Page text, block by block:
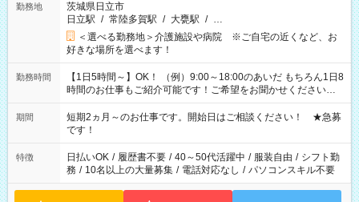
勤務地
茨城県日立市
日立駅 / 常陸多賀駅 / 大甕駅 / …
＜選べる勤務地＞介護施設や病院 ※ご自宅の近くなど、お
好きな場所を選べます！
勤務時間
【1日5時間～】OK！ （例）9:00～18:00のあいだ もちろん1日8
時間のお仕事もご紹介可能です！ご希望をお聞かせください！
その他の時間帯もあなたのライフスタイルに合わせて お選びい
ただけます！ 【シフト固定もOK】★家庭の都合でお休みが必要
な場合も遠慮なくご相談ください。 ※週最低15時間以上の勤務
が必要です
期間
短期2ヵ月～のお仕事です。開始日はご相談ください！ ★急募
です！
特徴 日払いOK / 履歴書不要 / 40～50代活躍中 / 服装自由 / シフト勤
務 / 10名以上の大量募集 / 電話対応なし / パソコンスキル不要